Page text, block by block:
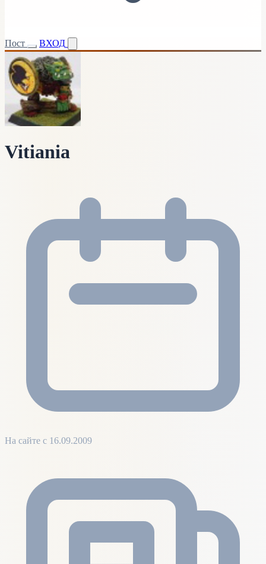
Пост ВХОД
Vitiania
На сайте с 16.09.2009